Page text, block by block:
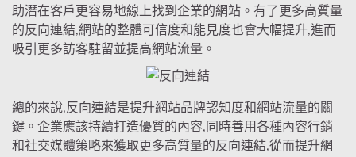
助潛在客戶更容易地線上找到企業的網站。有了更多高質量
的反向連結,網站的整體可信度和能見度也會大幅提升,進而
吸引更多訪客駐留並提高網站流量。
總的來說,反向連結是提升網站品牌認知度和網站流量的關
鍵。企業應該持續打造優質的內容,同時善用各種內容行銷
和社交媒體策略來獲取更多高質量的反向連結,從而提升網